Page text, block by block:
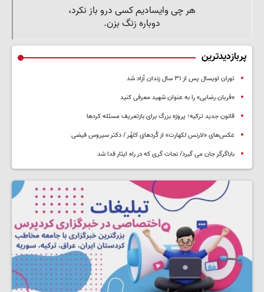
پربازدیدترین
توران اویسال پس از ۳۱ سال زندان آزاد شد
«قربان رضایی» را به عنوان شهید معرفی کنید
قانون جدید ترکیه؛ پروژه بزرگ‌ برای بازتعریف مسئله کردها
عکس‌های «لارنس لکهارت» از کُردهای کلهُر / دکتر سیروس فیضی
باباگرگر جان می گیرد/ نجات گری که در راه ایثار فدا شد